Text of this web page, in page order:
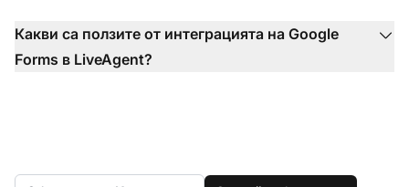
Какви са ползите от интеграцията на Google
Forms в LiveAgent?